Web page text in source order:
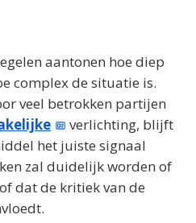
aantonen hoe diep
complex de situatie is.
veel betrokken partijen
verlichting, blijft
het juiste signaal
zal duidelijk worden of
dat de kritiek van de